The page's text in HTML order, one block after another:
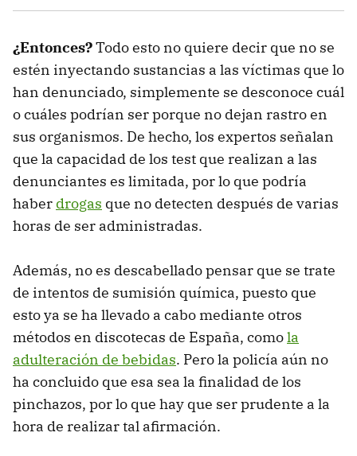
¿Entonces?Todo esto no quiere decir que no se
estén inyectando sustancias a las víctimas que lo
han denunciado, simplemente se desconoce cuál
o cuáles podrían ser porque no dejan rastro en
sus organismos. De hecho, los expertos señalan
que la capacidad de los test que realizan a las
denunciantes es limitada, por lo que podría
haber drogas que no detecten después de varias
horas de ser administradas.
Además, no es descabellado pensar que se trate
de intentos de sumisión química, puesto que
esto ya se ha llevado a cabo mediante otros
métodos en discotecas de España, comola
adulteración de bebidas. Pero la policía aún no
ha concluido que esa sea la finalidad de los
pinchazos, por lo que hay que ser prudente a la
hora de realizar tal afirmación.